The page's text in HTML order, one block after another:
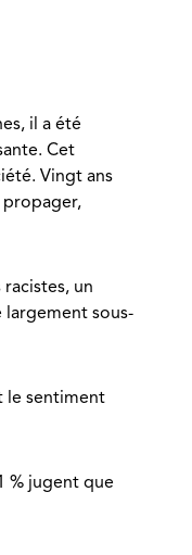
il a été
Cet
Vingt ans
propager,
un
largement sous-
le sentiment
% jugent que